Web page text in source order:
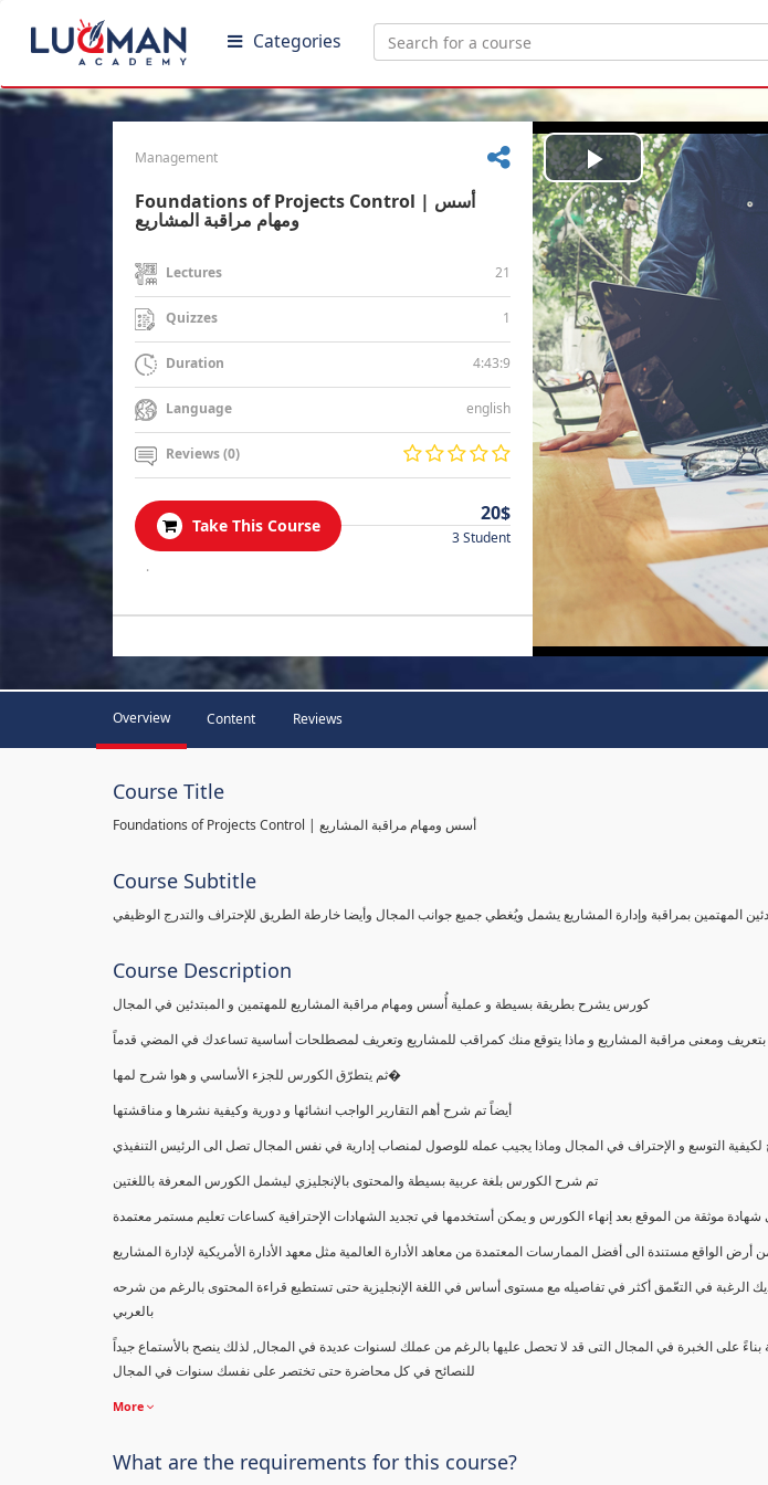
Categories
Management
Foundations of Projects Control | أسس
ومهام مراقبة المشاريع
Lectures 21
Quizzes 1
Duration 4:43:9
Language english
Reviews (0)
Take This Course
20$
3 Student
.
Play
Video
Overview Content Reviews
Course Title
Foundations of Projects Control | أسس ومهام مراقبة المشاريع
Course Subtitle
المهتمين بمراقبة وإدارة المشاريع يشمل ويُغطي جميع جوانب المجال وأيضا خارطة الطريق للإحتراف والتدرج الوظيفي
Course Description
كورس يشرح بطريقة بسيطة و عملية أُسس ومهام مراقبة المشاريع للمهتمين و المبتدئين في المجال
بتعريف ومعنى مراقبة المشاريع و ماذا يتوقع منك كمراقب للمشاريع وتعريف لمصطلحات أساسية تساعدك في المضي قدماً
ثم يتطرّق الكورس للجزء الأساسي و هوا شرح لمها�
أيضاً تم شرح أهم التقارير الواجب انشائها و دورية وكيفية نشرها و مناقشتها
لكيفية التوسع و الإحتراف في المجال وماذا يجيب عمله للوصول لمنصاب إدارية في نفس المجال تصل الى الرئيس التنفيذي
تم شرح الكورس بلغة عربية بسيطة والمحتوى بالإنجليزي ليشمل الكورس المعرفة باللغتين
موثقة من الموقع بعد إنهاء الكورس و يمكن أستخدمها في تجديد الشهادات الإحترافية كساعات تعليم مستمر معتمدة
مستندة الى أفضل الممارسات المعتمدة من معاهد الأدارة العالمية مثل معهد الأدارة الأمريكية لإدارة المشاريع
الرغبة في التعّمق أكثر في تفاصيله مع مستوى أساس في اللغة الإنجليزية حتى تستطيع قراءة المحتوى بالرغم من شرحه
بالعربي
بناءً على الخبرة في المجال التى قد لا تحصل عليها بالرغم من عملك لسنوات عديدة في المجال, لذلك ينصح بالأستماع جيداً
للنصائح في كل محاضرة حتى تختصر على نفسك سنوات في المجال
More
What are the requirements for this course?